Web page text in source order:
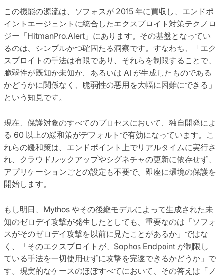
この機能の源流は、ソフォスが 2015 年に買収し、エンドポ
イントエージェントに統合したエクスプロイト対策テクノロ
ジー「HitmanPro.Alert」にあります。その基盤となってい
るのは、シンプルかつ確固たる洞察です。すなわち、「エク
スプロイトの手法は有限であり、それらを制限することで、
脆弱性が既知か未知か、あるいは AI が生成したものである
かどうかに関係なく、脆弱性の悪用を大幅に困難にできる」
という知見です。
現在、保護対象のすべてのプロセスにおいて、独自開発によ
る 60 以上の緩和策がデフォルトで有効になっています。こ
れらの緩和策は、エンドポイント上でリアルタイムに実行さ
れ、クラウドルックアップやシグネチャの更新に依存せず、
アプリケーションごとの設定も不要で、即座に環境の保護を
開始します。
もし明日、Mythos やその後継モデルによって生成された未
知のゼロデイ攻撃が発生したとしても、重要なのは「ソフォ
スがそのゼロデイ攻撃を以前に見たことがあるか」ではな
く、「そのエクスプロイトが、Sophos Endpoint が制限し
ている手法を一切使用せずに攻撃を完遂できるかどうか」で
す。現実的なケースのほぼすべてにおいて、その答えは「ノ